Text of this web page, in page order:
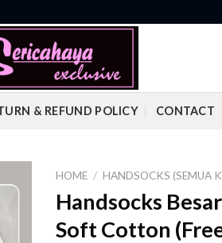
& REFUND POLICY CONTACT
to
HOME / HANDSOCKS (SEMUA
Handsocks
Soft Cotton